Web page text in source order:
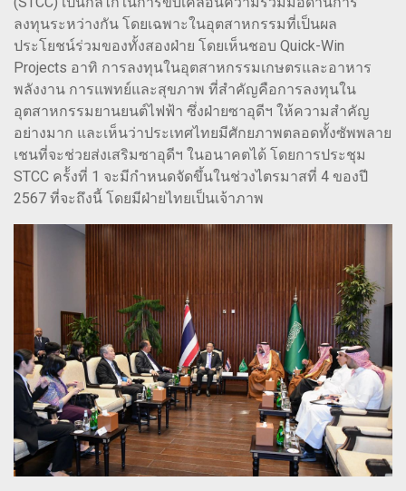
ลงทุนระหว่างกัน โดยเฉพาะในอุตสาหกรรมที่เป็นผล
ประโยชน์ร่วมของทั้งสองฝ่าย โดยเห็นชอบ Quick-Win
Projects อาทิ การลงทุนในอุตสาหกรรมเกษตรและอาหาร
พลังงาน การแพทย์และสุขภาพ ที่สำคัญคือการลงทุนใน
อุตสาหกรรมยานยนต์ไฟฟ้า ซึ่งฝ่ายซาอุดีฯ ให้ความสำคัญ
อย่างมาก และเห็นว่าประเทศไทยมีศักยภาพตลอดทั้งซัพพลาย
เชนที่จะช่วยส่งเสริมซาอุดีฯ ในอนาคตได้ โดยการประชุม
STCC คร้้งที่ 1 จะมีกำหนดจัดขึ้นในช่วงไตรมาสที่ 4 ของปี
2567 ที่จะถึงนี้ โดยมีฝ่ายไทยเป็นเจ้าภาพ